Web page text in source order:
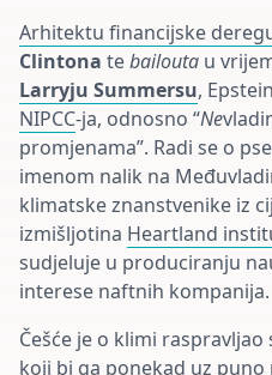
Arhitektu financijske
Clintona tebailouta u
Larryju Summersu,
NIPCC-ja, odnosno “Ne
promjenama”. Radi se o
imenom nalik na
klimatske znanstvenike iz
izmišljotina Heartland
sudjeluje u produciranju
interese naftnih kompanija.
Češće je o klimi
koji bi ga ponekad uz